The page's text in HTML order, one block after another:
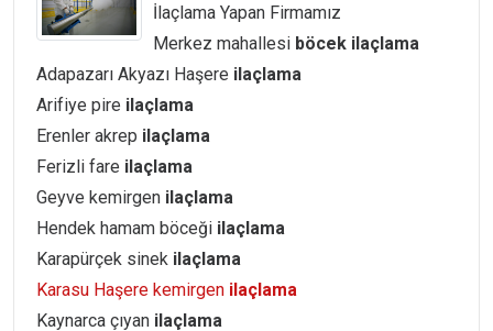
İlaçlama Yapan Firmamız
Merkez mahallesi böcek ilaçlama
Adapazarı Akyazı Haşere ilaçlama
Arifiye pire ilaçlama
Erenler akrep ilaçlama
Ferizli fare ilaçlama
Geyve kemirgen ilaçlama
Hendek hamam böceği ilaçlama
Karapürçek sinek ilaçlama
Karasu Haşere kemirgen ilaçlama
Kaynarca çıyan ilaçlama